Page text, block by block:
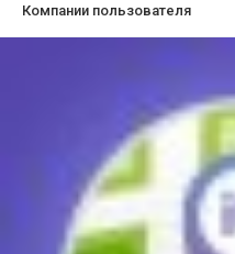
Компании пользователя